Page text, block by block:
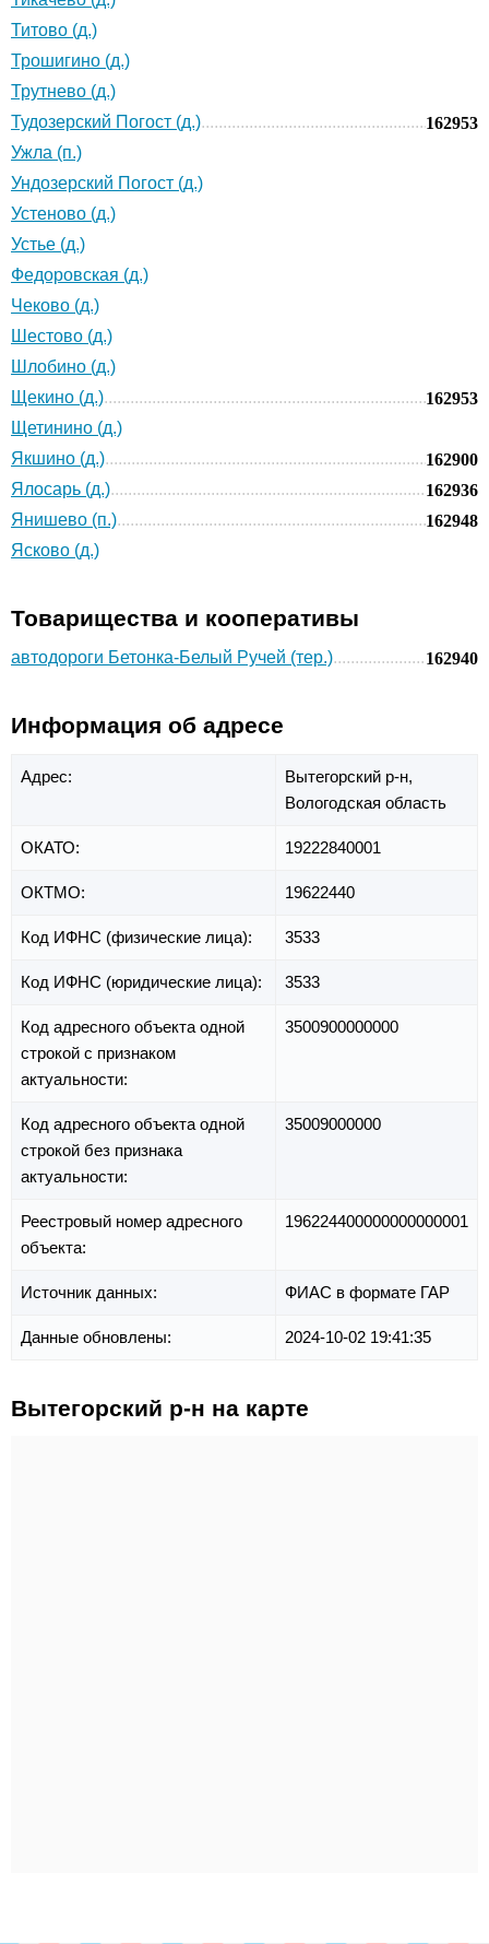
Титово (д.)
Трошигино (д.)
Трутнево (д.)
Тудозерский Погост (д.)
162953
Ужла (п.)
Ундозерский Погост (д.)
Устеново (д.)
Устье (д.)
Федоровская (д.)
Чеково (д.)
Шестово (д.)
Шлобино (д.)
Щекино (д.)
162953
Щетинино (д.)
Якшино (д.)
162900
Ялосарь (д.)
162936
Янишево (п.)
162948
Ясково (д.)
Товарищества и кооперативы
автодороги Бетонка-Белый Ручей (тер.) 162940
Информация об адресе
Адрес:
Вытегорский р-н,
Вологодская область
ОКАТО: 19222840001
ОКТМО: 19622440
Код ИФНС (физические лица): 3533
Код ИФНС (юридические лица): 3533
Код адресного объекта одной
строкой с признаком
актуальности:
3500900000000
Код адресного объекта одной
строкой без признака
актуальности:
35009000000
Реестровый номер адресного
объекта:
196224400000000000001
Источник данных: ФИАС в формате ГАР
Данные обновлены: 2024-10-02 19:41:35
Вытегорский р-н на карте